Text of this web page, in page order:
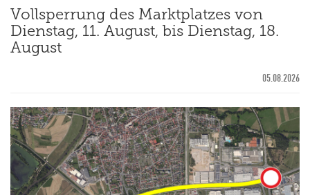
Vollsperrung des Marktplatzes von
Dienstag, 11. August, bis Dienstag, 18.
August
05.08.2026